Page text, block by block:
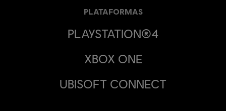
PLATAFORMAS
PLAYSTATION®4
XBOX ONE
UBISOFT CONNECT